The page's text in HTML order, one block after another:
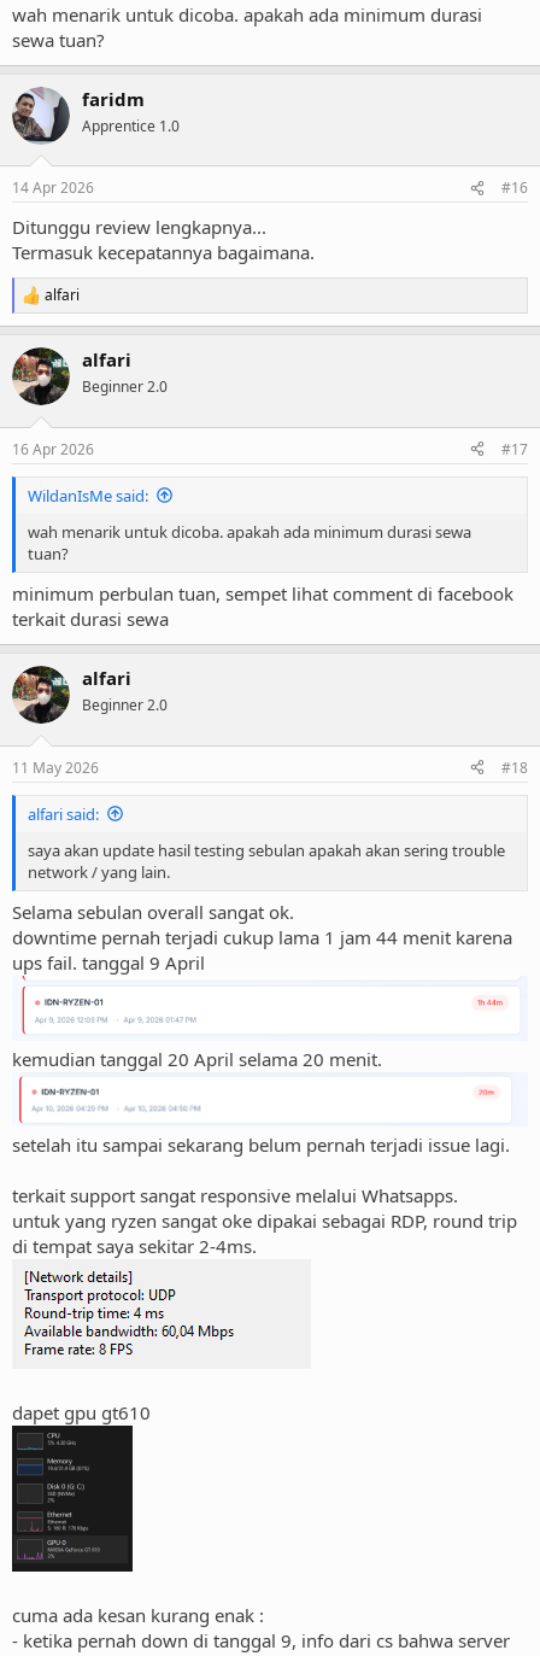
wah menarik untuk dicoba. apakah ada minimum durasi
sewa tuan?
faridm
Apprentice 1.0
14 Apr 2026 #16
Ditunggu review lengkapnya...
Termasuk kecepatannya bagaimana.
R
e
c
t
i
s
:
alfari
alfari
Beginner 2.0
16 Apr 2026 #17
WildanIsMe said:
wah menarik untuk dicoba. apakah ada minimum durasi sewa
tuan?
minimum perbulan tuan, sempet lihat comment di facebook
terkait durasi sewa
alfari
Beginner 2.0
11 May 2026 #18
alfari said:
saya akan update hasil testing sebulan apakah akan sering trouble
network / yang lain.
Selama sebulan overall sangat ok.
downtime pernah terjadi cukup lama 1 jam 44 menit karena
ups fail. tanggal 9 April
kemudian tanggal 20 April selama 20 menit.
setelah itu sampai sekarang belum pernah terjadi issue lagi.
terkait support sangat responsive melalui Whatsapps.
untuk yang ryzen sangat oke dipakai sebagai RDP, round trip
di tempat saya sekitar 2-4ms.
dapet gpu gt610
cuma ada kesan kurang enak :
- ketika pernah down di tanggal 9, info dari cs bahwa server